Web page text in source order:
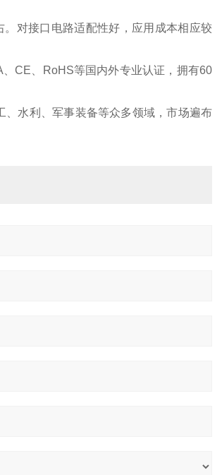
对接口电路适配性好，应用成本相应较
CE、RoHS等国内外专业认证，拥有60
水利、军事装备等众多领域，市场遍布